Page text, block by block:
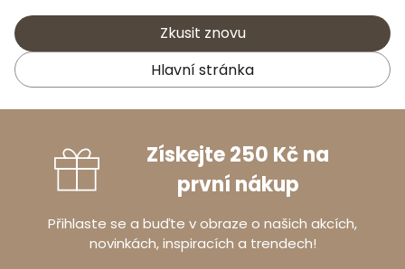
Zkusit znovu
Hlavní stránka
Získejte 250 Kč na
první nákup
Přihlaste se a buďte v obraze o našich akcích,
novinkách, inspiracích a trendech!